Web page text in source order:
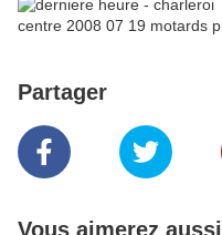
Partager
Vous aimerez aussi